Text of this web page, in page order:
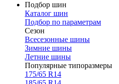
Подбор шин
Каталог шин
Подбор по параметрам
Сезон
Всесезонные шины
Зимние шины
Летние шины
Популярные типоразмеры
175/65 R14